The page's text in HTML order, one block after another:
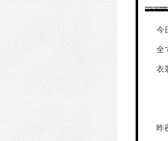
今
全
衣
昨